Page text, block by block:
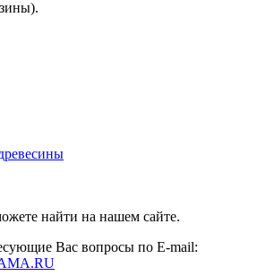
найти на нашем сайте.
Вас вопросы по E-mail: